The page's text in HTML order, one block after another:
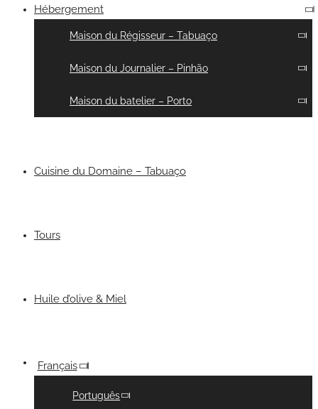
Hébergement
Maison du Régisseur – Tabuaço
Maison du Journalier – Pinhão
Maison du batelier – Porto
Cuisine du Domaine – Tabuaço
Tours
Huile d’olive & Miel
Français
Português